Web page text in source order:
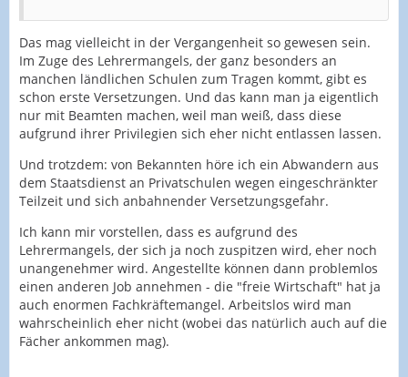
Das mag vielleicht in der Vergangenheit so gewesen sein.
Im Zuge des Lehrermangels, der ganz besonders an
manchen ländlichen Schulen zum Tragen kommt, gibt es
schon erste Versetzungen. Und das kann man ja eigentlich
nur mit Beamten machen, weil man weiß, dass diese
aufgrund ihrer Privilegien sich eher nicht entlassen lassen.
Und trotzdem: von Bekannten höre ich ein Abwandern aus
dem Staatsdienst an Privatschulen wegen eingeschränkter
Teilzeit und sich anbahnender Versetzungsgefahr.
Ich kann mir vorstellen, dass es aufgrund des
Lehrermangels, der sich ja noch zuspitzen wird, eher noch
unangenehmer wird. Angestellte können dann problemlos
einen anderen Job annehmen - die "freie Wirtschaft" hat ja
auch enormen Fachkräftemangel. Arbeitslos wird man
wahrscheinlich eher nicht (wobei das natürlich auch auf die
Fächer ankommen mag).